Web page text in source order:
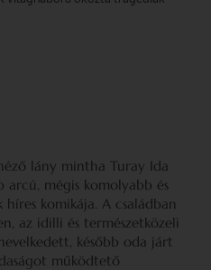
lány mintha Turay Ida
arcú, mégis komolyabb és
komikája. A családban
az idilli és természetközeli
később oda járt
működtető